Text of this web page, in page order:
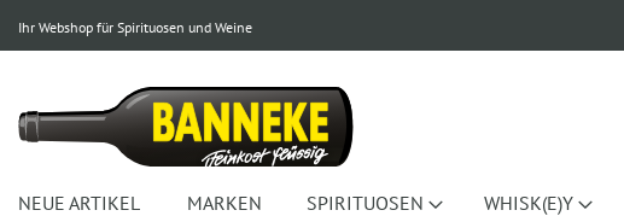
Ihr Webshop für Spirituosen und Weine
NEUE ARTIKEL MARKEN SPIRITUOSEN WHISK(E)Y